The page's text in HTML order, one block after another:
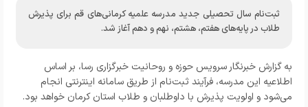
ثبت‌نام سال تحصیلی جدید مدرسه علمیه کرمانی‌های قم برای پذیرش
طلاب در پایه‌های هفتم، هشتم، نهم و دهم آغاز شد.
به گزارش خبرنگار سرویس حوزه و روحانیت خبرگزاری رسا، بر اساس
اطلاعیه این مدرسه، فرآیند ثبت‌نام از طریق سامانه اینترنتی انجام
می‌شود و اولویت پذیرش با داوطلبان و طلاب استان کرمان خواهد بود.